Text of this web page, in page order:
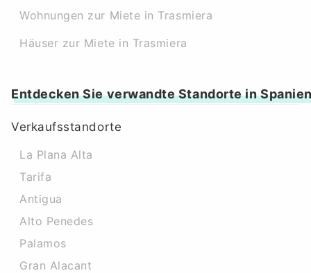
Wohnungen zur Miete in Trasmiera
Häuser zur Miete in Trasmiera
Entdecken Sie verwandte Standorte in
Verkaufsstandorte
La Plana Alta
Tarifa
Antigua
Alto Penedes
Palamos
Gran Alacant